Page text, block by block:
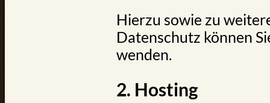
Hierzu sowie zu
Datenschutz können
wenden.
2. Hosting